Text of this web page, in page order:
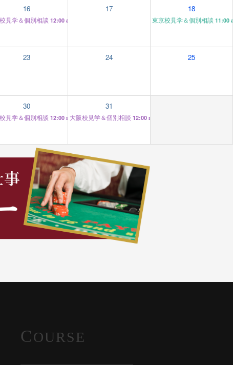
16
見学＆個別相談 12:00 am
17 18
東京校見学＆個別相談 11:00
23 24 25
30
見学＆個別相談 12:00 am
31
大阪校見学＆個別相談 12:00 am
COURSE